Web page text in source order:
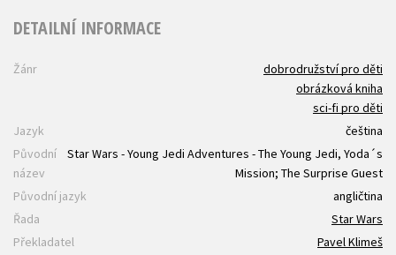
DETAILNÍ INFORMACE
Žánr
dobrodružství pro děti
obrázková kniha
sci-fi pro děti
Jazyk
čeština
Původní
název
Star Wars - Young Jedi Adventures - The Young Jedi, Yoda´s
Mission; The Surprise Guest
Původní jazyk
angličtina
Řada
Star Wars
Překladatel
Pavel Klimeš